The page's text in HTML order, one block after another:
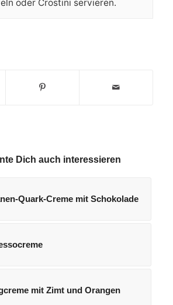
oder Crostini servieren.
Dich auch interessieren
Quark-Creme mit Schokolade
mit Zimt und Orangen